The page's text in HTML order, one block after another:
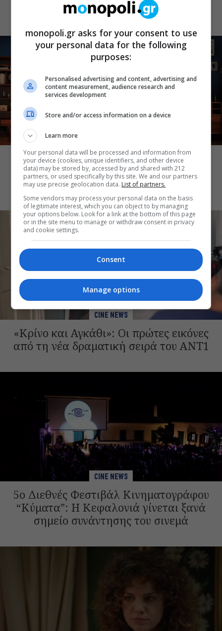
φόντο το απέραντο γαλάζιο
Alpha: Το σόι σου – Τι αλλάζει τη νέα
σεζόν; Όσα αποκαλύπτουν οι
πρωταγωνιστές
CINE NEWS
«Κρίνο και Αγκάθι»: Οι πρώτες εικόνες
από τη νέα δραματική σειρά του ANT1
CINE NEWS
5ο Διεθνές Φεστιβάλ Κινηματογράφου
“Κύματα”: Η Κεφαλονιά γίνεται ξανά
σημείο συνάντησης του σινεμά
monopoli.gr asks for your consent to use
your personal data for the following
purposes:
Personalised advertising and content, advertising and
content measurement, audience research and
services development
Store and/or access information on a device
Learn more
Your personal data will be processed and information from
your device (cookies, unique identifiers, and other device
data) may be stored by, accessed by and shared with 212
partners, or used specifically by this site. We and our partners
may use precise geolocation data. List of partners.
Some vendors may process your personal data on the basis
of legitimate interest, which you can object to by managing
your options below. Look for a link at the bottom of this page
or in the site menu to manage or withdraw consent in privacy
and cookie settings.
Consent
Manage options